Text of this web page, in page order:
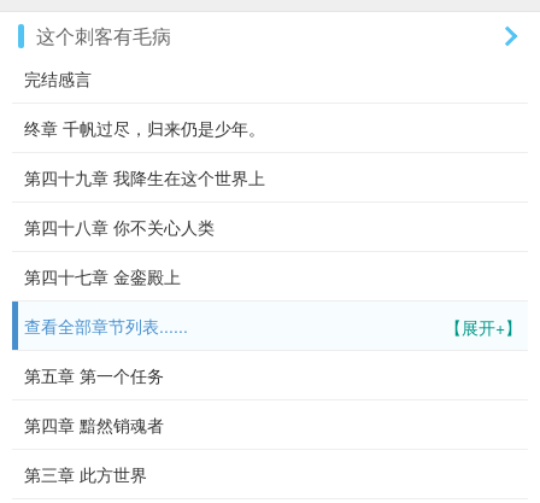
这个刺客有毛病
完结感言
终章 千帆过尽，归来仍是少年。
第四十九章 我降生在这个世界上
第四十八章 你不关心人类
第四十七章 金銮殿上
【展开+】
查看全部章节列表......
第五章 第一个任务
第四章 黯然销魂者
第三章 此方世界